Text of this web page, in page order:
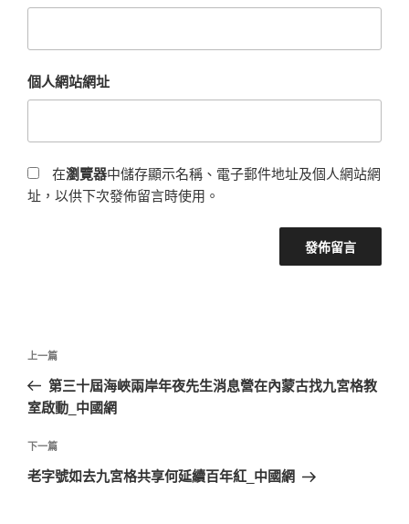
個人網站網址
在瀏覽器中儲存顯示名稱、電子郵件地址及個人網站網
址，以供下次發佈留言時使用。
文
導
覽
上
一
篇
章
上一篇
第三十屆海峽兩岸年夜先生消息營在內蒙古找九宮格教
室啟動_中國網
下
一
下一篇
老字號如去九宮格共享何延續百年紅_中國網